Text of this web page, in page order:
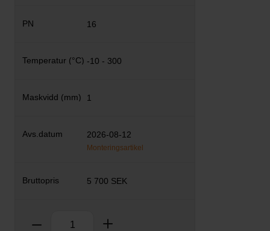
16
-10 - 300
1
2026-08-12
Monteringsartikel
5 700 SEK
Ta bort